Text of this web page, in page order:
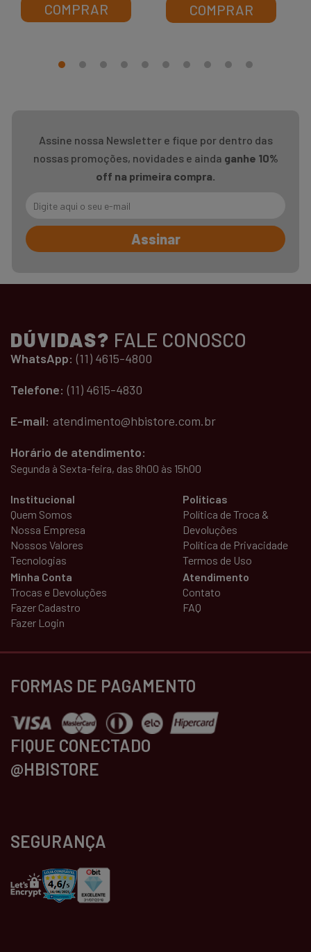
COMPRAR COMPRAR
Assine nossa Newsletter e fique por dentro das
nossas promoções, novidades e ainda ganhe 10%
off na primeira compra.
Assinar
DÚVIDAS? FALE CONOSCO
WhatsApp: (11) 4615-4800
Telefone: (11) 4615-4830
E-mail: atendimento@hbistore.com.br
Horário de atendimento:
Segunda à Sexta-feira, das 8h00 às 15h00
Institucional
Quem Somos
Nossa Empresa
Nossos Valores
Tecnologias
Políticas
Política de Troca &
Devoluções
Política de Privacidade
Termos de Uso
Minha Conta
Trocas e Devoluções
Fazer Cadastro
Fazer Login
Atendimento
Contato
FAQ
FORMAS DE PAGAMENTO
FIQUE CONECTADO
@HBISTORE
SEGURANÇA